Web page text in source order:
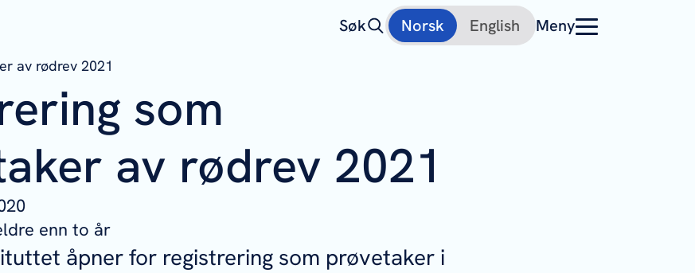
Søk Norsk English Meny
av rødrev 2021
som
av rødrev 2021
enn to år
åpner for registrering som prøvetaker i